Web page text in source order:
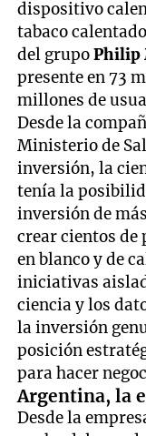
dispositivo
tabaco
del grupoPhilip
presente en 73
millones de
Desde la
Ministerio de
inversión, la
tenía la
inversión de
crear cientos de
en blanco y de
iniciativas
ciencia y los
la inversión
posición
para hacer
Argentina, la
Desde la